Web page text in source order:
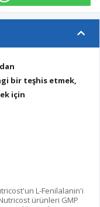
bir teşhis etmek,
için
L-Fenilalanin'i
ürünleri GMP